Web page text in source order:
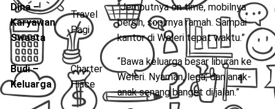
Dina –
Karyawan
Swasta
Travel
Pagi
“Jemputnya on time, mobilnya
bersih, sopirnya ramah. Sampai
kantor di Weleri tepat waktu.”
Budi –
Keluarga
Charter
Hiace
“Bawa keluarga besar liburan ke
Weleri. Nyaman, lega, dan anak-
anak senang banget di jalan.”